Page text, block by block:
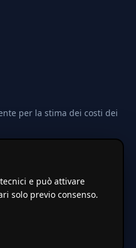
per la stima dei costi dei
tramite coefficienti
base nazionali. Non
di vxd.mobi
e può attivare
solo previo consenso.